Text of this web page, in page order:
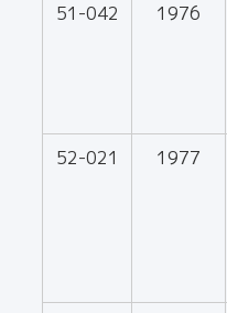
51-042 1976
52-021 1977